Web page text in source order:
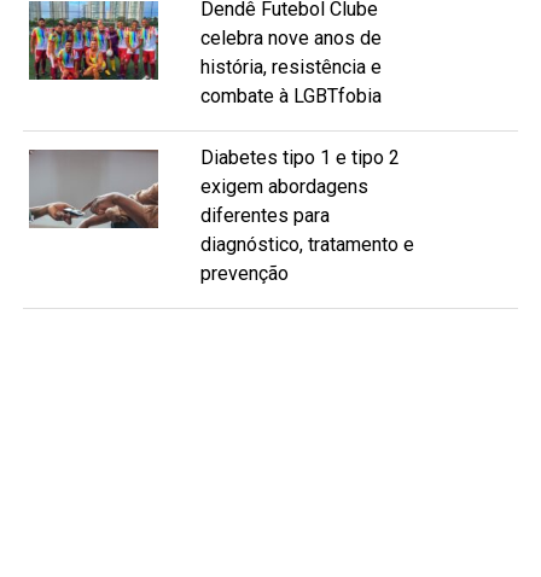
Dendê Futebol Clube
celebra nove anos de
história, resistência e
combate à LGBTfobia
Diabetes tipo 1 e tipo 2
exigem abordagens
diferentes para
diagnóstico, tratamento e
prevenção